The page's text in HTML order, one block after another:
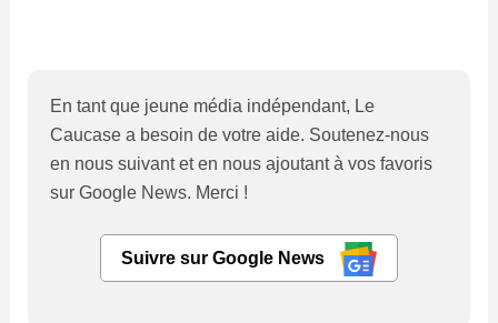
En tant que jeune média indépendant, Le
Caucase a besoin de votre aide. Soutenez-nous
en nous suivant et en nous ajoutant à vos favoris
sur Google News. Merci !
Suivre sur Google News